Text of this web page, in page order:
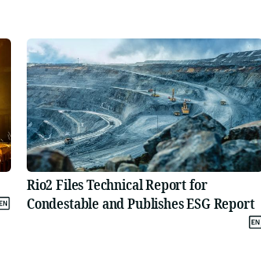
Rio2 Files Technical Report for
Condestable and Publishes ESG Report